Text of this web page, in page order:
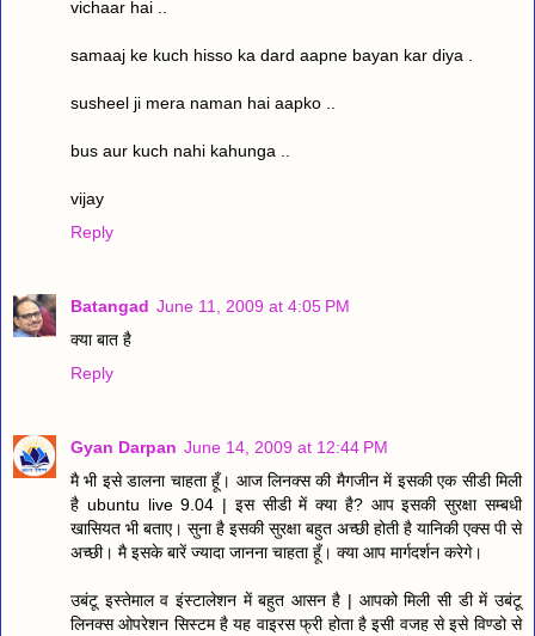
vichaar hai ..
samaaj ke kuch hisso ka dard aapne bayan kar diya .
susheel ji mera naman hai aapko ..
bus aur kuch nahi kahunga ..
vijay
Reply
Batangad June 11, 2009 at 4:05 PM
क्या बात है
Reply
Gyan Darpan June 14, 2009 at 12:44 PM
मै भी इसे डालना चाहता हूँ। आज लिनक्स की मैगजीन में इसकी एक सीडी मिली
है ubuntu live 9.04 | इस सीडी में क्या है? आप इसकी सुरक्षा सम्बधी
खासियत भी बताए। सुना है इसकी सुरक्षा बहुत अच्छी होती है यानिकी एक्स पी से
अच्छी। मै इसके बारें ज्यादा जानना चाहता हूँ। क्या आप मार्गदर्शन करेगे।
उबंटू इस्तेमाल व इंस्टालेशन में बहुत आसन है | आपको मिली सी डी में उबंटू
लिनक्स ओपरेशन सिस्टम है यह वाइरस फ्री होता है इसी वजह से इसे विण्डो से